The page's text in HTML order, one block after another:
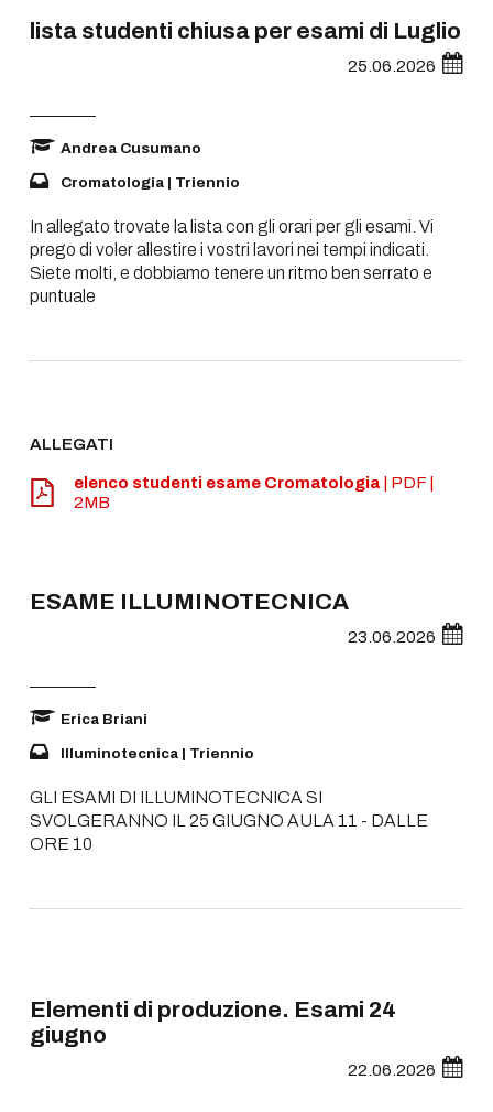
lista studenti chiusa per esami di Luglio
25.06.2026
Andrea Cusumano
Cromatologia | Triennio
In allegato trovate la lista con gli orari per gli esami. Vi
prego di voler allestire i vostri lavori nei tempi indicati.
Siete molti, e dobbiamo tenere un ritmo ben serrato e
puntuale
ALLEGATI
elenco studenti esame Cromatologia| PDF |
2MB
ESAME ILLUMINOTECNICA
23.06.2026
Erica Briani
Illuminotecnica | Triennio
GLI ESAMI DI ILLUMINOTECNICA SI
SVOLGERANNO IL 25 GIUGNO AULA 11 - DALLE
ORE 10
Elementi di produzione. Esami 24
giugno
22.06.2026